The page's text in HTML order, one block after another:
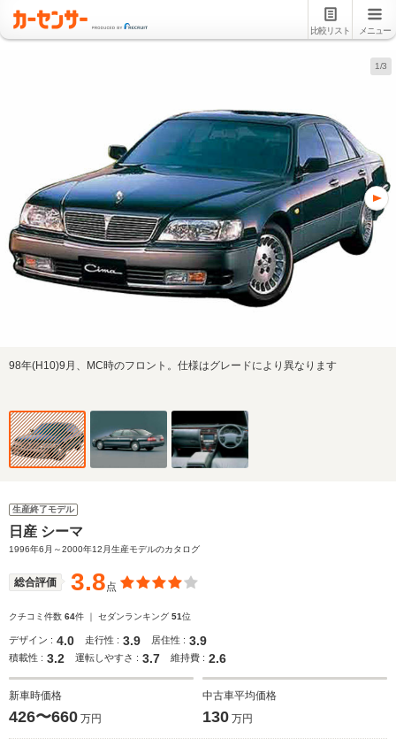
比較リスト メニュー
1/3
98年(H10)9月、MC時のフロント。仕様はグレードにより異なります
生産終了モデル
日産 シーマ
1996年6月～2000年12月生産モデルのカタログ
総合評価 3.8点
クチコミ件数 64件 ｜ セダンランキング 51位
デザイン : 4.0 走行性 : 3.9 居住性 : 3.9
積載性 : 3.2 運転しやすさ : 3.7 維持費 : 2.6
新車時価格
426〜660 万円
中古車平均価格
130 万円